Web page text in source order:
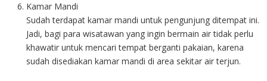
Kamar Mandi
Sudah terdapat kamar mandi untuk pengunjung ditempat ini.
Jadi, bagi para wisatawan yang ingin bermain air tidak perlu
khawatir untuk mencari tempat berganti pakaian, karena
sudah disediakan kamar mandi di area sekitar air terjun.